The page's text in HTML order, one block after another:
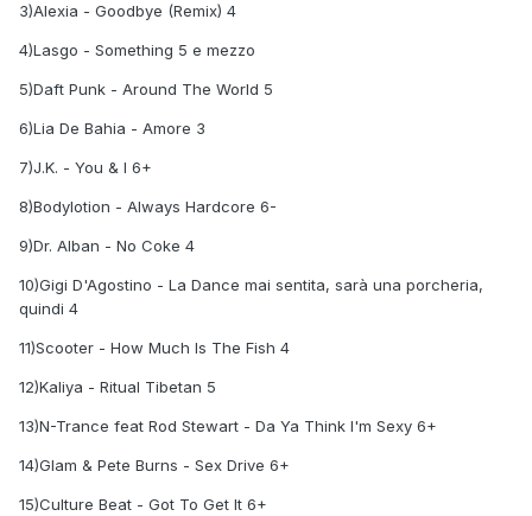
3)Alexia - Goodbye (Remix) 4
4)Lasgo - Something 5 e mezzo
5)Daft Punk - Around The World 5
6)Lia De Bahia - Amore 3
7)J.K. - You & I 6+
8)Bodylotion - Always Hardcore 6-
9)Dr. Alban - No Coke 4
10)Gigi D'Agostino - La Dance mai sentita, sarà una porcheria,
quindi 4
11)Scooter - How Much Is The Fish 4
12)Kaliya - Ritual Tibetan 5
13)N-Trance feat Rod Stewart - Da Ya Think I'm Sexy 6+
14)Glam & Pete Burns - Sex Drive 6+
15)Culture Beat - Got To Get It 6+